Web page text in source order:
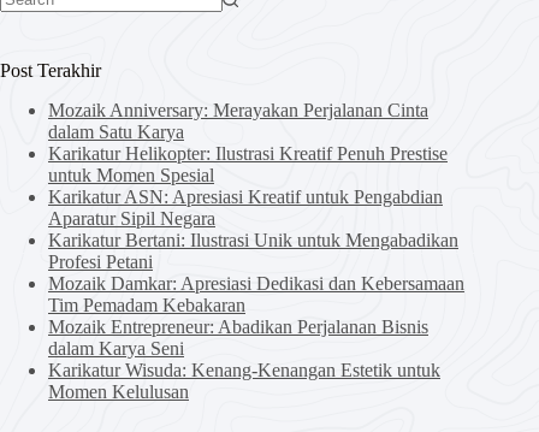
Post Terakhir
Mozaik Anniversary: Merayakan Perjalanan Cinta
dalam Satu Karya
Karikatur Helikopter: Ilustrasi Kreatif Penuh Prestise
untuk Momen Spesial
Karikatur ASN: Apresiasi Kreatif untuk Pengabdian
Aparatur Sipil Negara
Karikatur Bertani: Ilustrasi Unik untuk Mengabadikan
Profesi Petani
Mozaik Damkar: Apresiasi Dedikasi dan Kebersamaan
Tim Pemadam Kebakaran
Mozaik Entrepreneur: Abadikan Perjalanan Bisnis
dalam Karya Seni
Karikatur Wisuda: Kenang-Kenangan Estetik untuk
Momen Kelulusan